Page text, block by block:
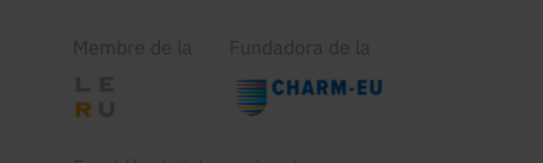
Membre de la Fundadora de la